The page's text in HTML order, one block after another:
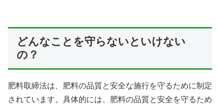
どんなことを守らないといけない
の？
肥料取締法は、肥料の品質と安全な施行を守るために制定
されています。具体的には、肥料の品質と安全を守るため